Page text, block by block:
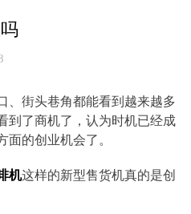
、街头巷角都能看到越来越多
到了商机了，认为时机已经成
面的创业机会了。
机这样的新型售货机真的是创